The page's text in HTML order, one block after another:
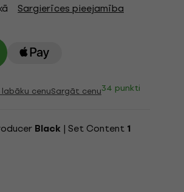
Sargierīces pieejamība
cenuSargāt cenu34 punkti
Black | Set Content 1